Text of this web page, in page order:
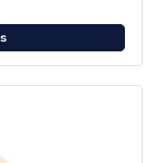
die
wird durch das
im Ofen gehalten.
um die Hitze
So können
die Klappe offen